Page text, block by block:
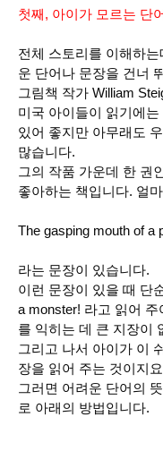
첫째, 아이가 모르는 단
전체 스토리를 이해하
운 단어나 문장을 건너
그림책 작가 William
미국 아이들이 읽기에
있어 좋지만 아무래도
많습니다.
그의 작품 가운데 한 권
좋아하는 책입니다. 얼
The gasping mouth of a
라는 문장이 있습니다.
이런 문장이 있을 때 단
a monster! 라고 읽어
를 익히는 데 큰 지장이
그리고 나서 아이가 이
장을 읽어 주는 것이지
그러면 어려운 단어의
로 아래의 방법입니다.